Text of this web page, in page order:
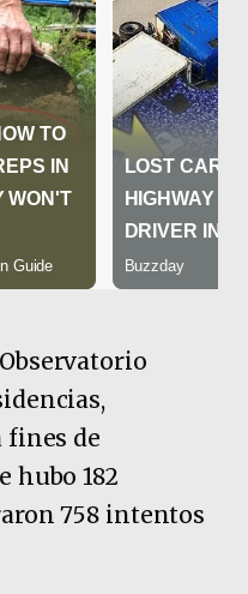
fines de
hubo 182
758 intentos